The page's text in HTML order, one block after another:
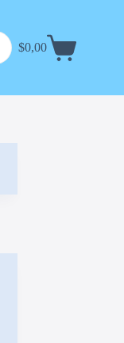
Carrito
$0,00